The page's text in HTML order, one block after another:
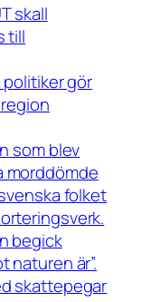
skall
till
gör
som blev
morddömde
folket
begick
naturen är”.
skattepegar